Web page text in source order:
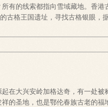
有的线索都指向雪域藏地。香
古格王国遗址，寻找古格银眼，
起在大兴安岭加格达奇，有一处
的圣地，也是鄂伦春族古老的福